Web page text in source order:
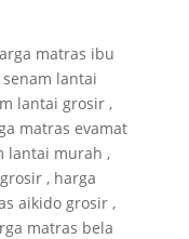
matras ibu
lantai
lantai grosir ,
matras evamat
lantai murah ,
, harga
aikido grosir ,
matras bela